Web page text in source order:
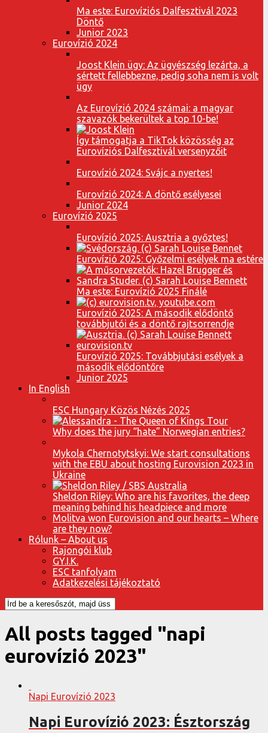
Ma este: Eurovíziós Dalfesztivál 2023
Döntő
Junior 2023
Eurovízió 2024
Joost Klein ügy: Az ügyészség lezárta, a
sértett fellebbezne, pedig soha nem is volt
ügy
Az Eurovízió 2024 számai: a magyar
szavazók bekerültek a top 10-be!
Így támogatja a TikTok közösség az
Eurovíziós Dalfesztivál versenyzőit
Eurovízió 2024: Svájc a nyertes!
Eurovízió 2024: A döntő esélyesei
Junior 2024
Eurovízió 2025
Eurovízió 2025: Ausztria a győztes!
Eurovízió 2025: Győzelmi esélyek ma estére
Ma este: Eurovízió 2025 Finálé
Eurovízió 2025: A második elődöntő
továbbjutói és a döntő rajtsorrendje
Eurovízió 2025: Továbbjutási esélyek a
második elődöntőre
Junior 2025
In English
ESC Hungary Közös Nézés 2025
Why does the jury “hate” Norwegian entries?
Mykola Chernotytskyi: We start consultations
with the EBU about hosting Eurovision 2023 in
Ukraine
Sheldon Riley: Who are his favorites, the deep
meaning behind his headpiece and more
Molitva won Eurovision and our hearts – Where
are they now?
Rólunk – About us
Rajongói klub
GY.I.K.
ESC tanfolyam
Adatkezelési tájékoztató
All posts tagged "napi
eurovízió 2023"
Napi Eurovízió 2023
Napi Eurovízió 2023: Észtország